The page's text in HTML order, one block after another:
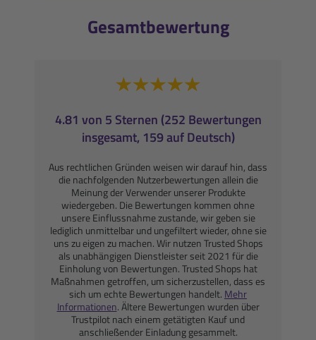
Gesamtbewertung
4.81 von 5 Sternen (252 Bewertungen
insgesamt, 159 auf Deutsch)
Aus rechtlichen Gründen weisen wir darauf hin, dass
die nachfolgenden Nutzerbewertungen allein die
Meinung der Verwender unserer Produkte
wiedergeben. Die Bewertungen kommen ohne
unsere Einflussnahme zustande, wir geben sie
lediglich unmittelbar und ungefiltert wieder, ohne sie
uns zu eigen zu machen. Wir nutzen Trusted Shops
als unabhängigen Dienstleister seit 2021 für die
Einholung von Bewertungen. Trusted Shops hat
Maßnahmen getroffen, um sicherzustellen, dass es
sich um echte Bewertungen handelt. Mehr
Informationen. Ältere Bewertungen wurden über
Trustpilot nach einem getätigten Kauf und
anschließender Einladung gesammelt.